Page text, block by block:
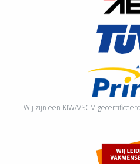
Wij zijn een KIWA/SCM